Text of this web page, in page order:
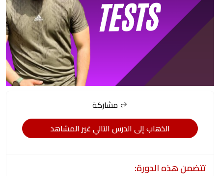
مشاركة
الذهاب إلى الدرس التالي غير المشاهد
تتضمن هذه الدورة: